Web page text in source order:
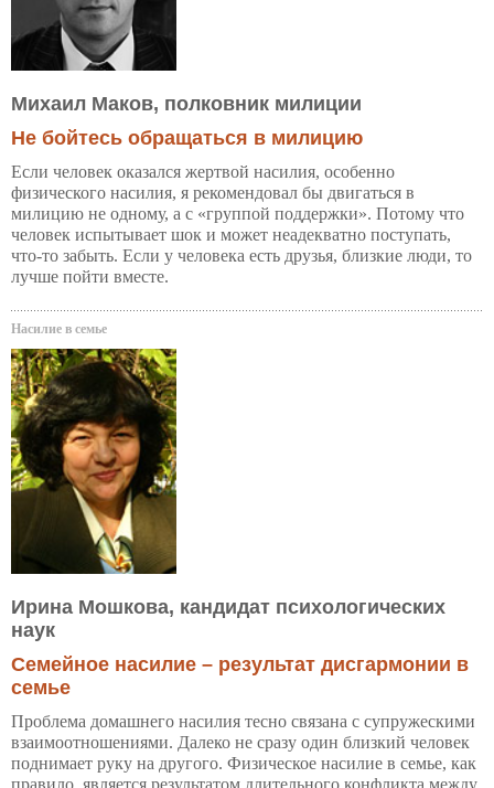
Михаил Маков, полковник милиции
Не бойтесь обращаться в милицию
Если человек оказался жертвой насилия, особенно
физического насилия, я рекомендовал бы двигаться в
милицию не одному, а с «группой поддержки». Потому что
человек испытывает шок и может неадекватно поступать,
что-то забыть. Если у человека есть друзья, близкие люди, то
лучше пойти вместе.
Насилие в семье
Ирина Мошкова, кандидат психологических
наук
Семейное насилие – результат дисгармонии в
семье
Проблема домашнего насилия тесно связана с супружескими
взаимоотношениями. Далеко не сразу один близкий человек
поднимает руку на другого. Физическое насилие в семье, как
правило, является результатом длительного конфликта между